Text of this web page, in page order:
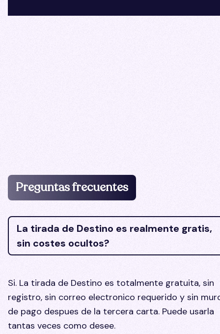
Preguntas frecuentes
La tirada de Destino es realmente gratis,
sin costes ocultos?
Si. La tirada de Destino es totalmente gratuita, sin
registro, sin correo electronico requerido y sin
de pago despues de la tercera carta. Puede usarla
tantas veces como desee.